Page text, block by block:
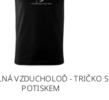
VZDUCHOLOĎ - TRIČKO S
POTISKEM